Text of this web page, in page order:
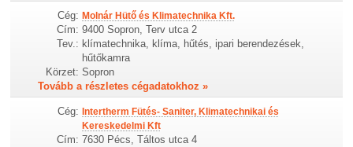
Cég: Molnár Hütő és Klimatechnika Kft.
Cím: 9400 Sopron, Terv utca 2
Tev.: klímatechnika, klíma, hűtés, ipari berendezések,
hűtőkamra
Körzet: Sopron
Tovább a részletes cégadatokhoz »
Cég: Intertherm Fütés- Saniter, Klimatechnikai és
Kereskedelmi Kft
Cím: 7630 Pécs, Táltos utca 4